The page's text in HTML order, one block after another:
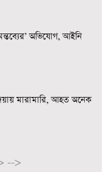
অভিযোগ, আইনি
মারামারি, আহত অনেক
-->